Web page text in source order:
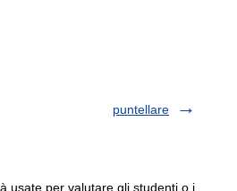
puntellare
usate per valutare gli studenti o i